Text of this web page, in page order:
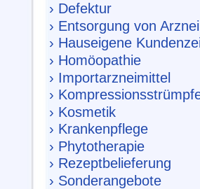
› Defektur
› Entsorgung von
› Hauseigene
› Homöopathie
› Importarzneimittel
›
› Kosmetik
› Krankenpflege
› Phytotherapie
› Rezeptbelieferung
› Sonderangebote